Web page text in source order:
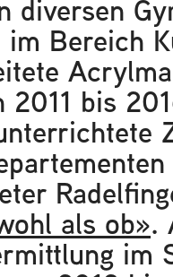
diversen
im Bereich
2011 bis
als ob».
im